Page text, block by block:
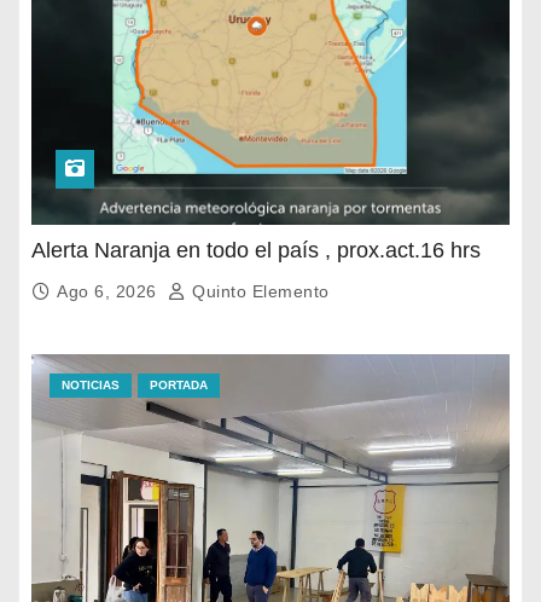
Alerta Naranja en todo el país , prox.act.16 hrs
Ago 6, 2026 Quinto Elemento
NOTICIAS PORTADA